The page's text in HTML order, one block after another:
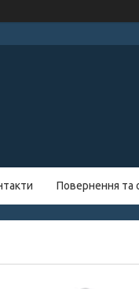
Повернення та